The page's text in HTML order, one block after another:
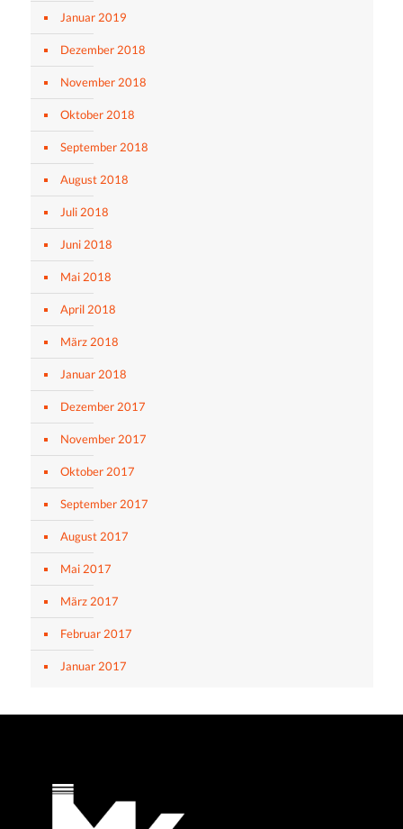
Januar 2019
Dezember 2018
November 2018
Oktober 2018
September 2018
August 2018
Juli 2018
Juni 2018
Mai 2018
April 2018
März 2018
Januar 2018
Dezember 2017
November 2017
Oktober 2017
September 2017
August 2017
Mai 2017
März 2017
Februar 2017
Januar 2017